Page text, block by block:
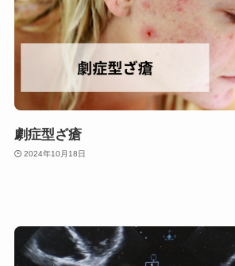
劇症型ざ瘡
2024年10月18日